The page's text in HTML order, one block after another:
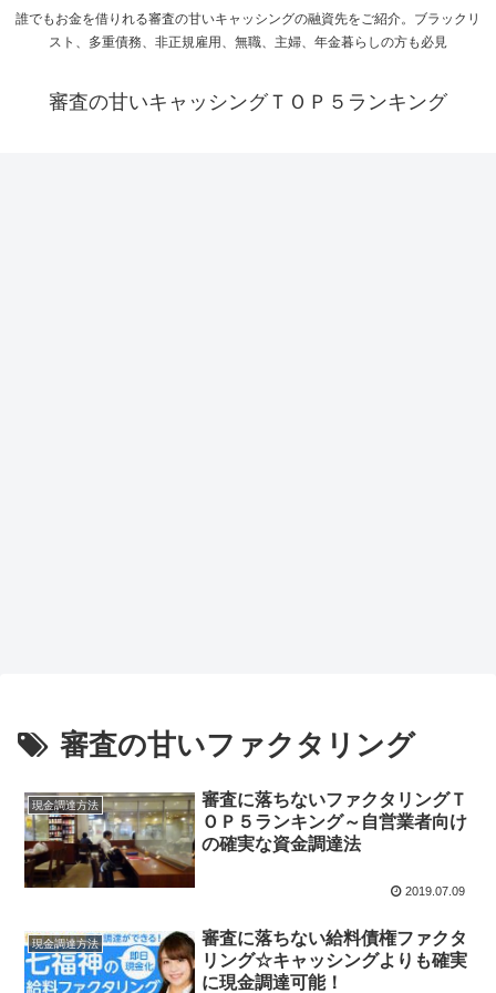
誰でもお金を借りれる審査の甘いキャッシングの融資先をご紹介。ブラックリ
スト、多重債務、非正規雇用、無職、主婦、年金暮らしの方も必見
審査の甘いキャッシングＴＯＰ５ランキング
審査の甘いファクタリング
現金調達方法
審査に落ちないファクタリングＴ
ＯＰ５ランキング～自営業者向け
の確実な資金調達法
2019.07.09
現金調達方法
審査に落ちない給料債権ファクタ
リング☆キャッシングよりも確実
に現金調達可能！